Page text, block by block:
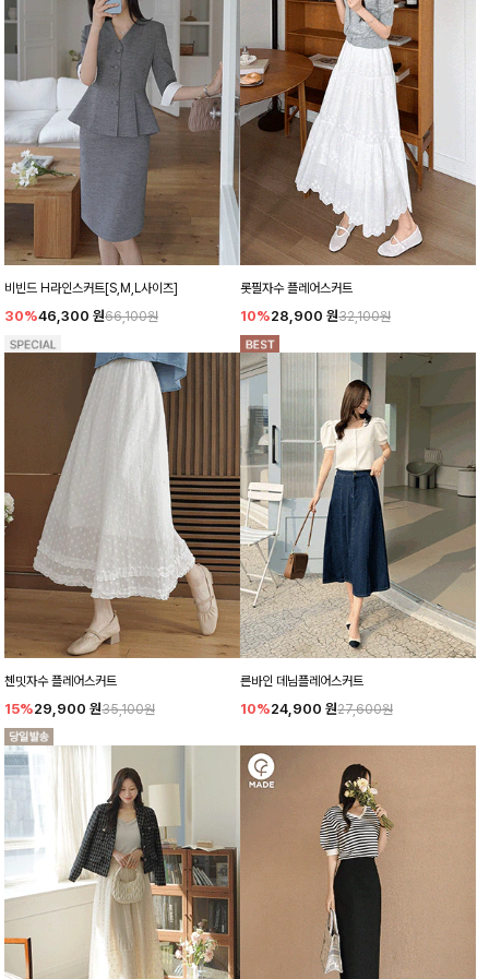
비빈드 H라인스커트[S,M,L사이즈]
30%46,300 원66,100원
롯필자수 플레어스커트
10%28,900 원32,100원
첸밋자수 플레어스커트
15%29,900 원35,100원
른바인 데님플레어스커트
10%24,900 원27,600원